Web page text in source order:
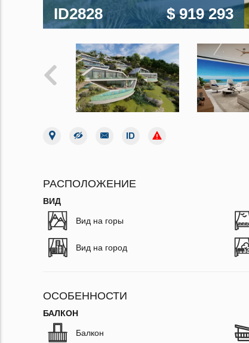
ID2828 $ 919 293
РАСПОЛОЖЕНИЕ
ВИД
Вид на горы
Вид на город
ОСОБЕННОСТИ
БАЛКОН
Балкон